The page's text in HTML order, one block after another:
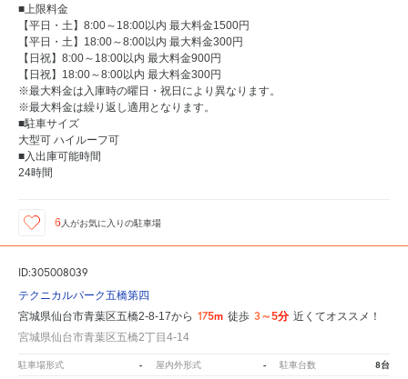
■上限料金
【平日・土】8:00～18:00以内 最大料金1500円
【平日・土】18:00～8:00以内 最大料金300円
【日祝】8:00～18:00以内 最大料金900円
【日祝】18:00～8:00以内 最大料金300円
※最大料金は入庫時の曜日・祝日により異なります。
※最大料金は繰り返し適用となります。
■駐車サイズ
大型可 ハイルーフ可
■入出庫可能時間
24時間
6 人がお気に入りの駐車場
ID:305008039
テクニカルパーク五橋第四
宮城県仙台市青葉区五橋2-8-17から 175m 徒歩 3～5分 近くてオススメ！
宮城県仙台市青葉区五橋2丁目4-14
駐車場形式 - 屋内外形式 - 駐車台数 8台